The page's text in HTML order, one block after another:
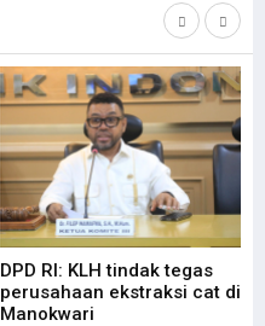
DPD RI: KLH tindak tegas
perusahaan ekstraksi cat di
Manokwari